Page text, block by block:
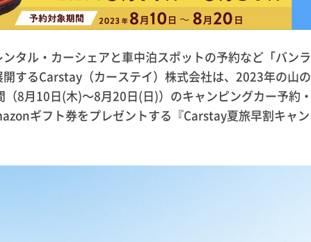
タル・カーシェアと車中泊スポットの予約など「バンラ
するCarstay（カーステイ）株式会社は、2023年の山の
8月10日(木)〜8月20日(日)）のキャンピングカー予約・
ギフト券をプレゼントする『Carstay夏旅早割キャン